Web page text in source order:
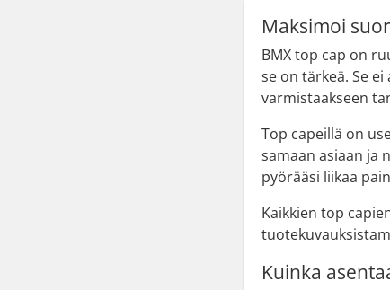
Maksimoi
BMX top cap on
se on tärkeä. Se
varmistaakseen
Top capeillä on
samaan asiaan ja
pyörääsi liikaa
Kaikkien top
Kuinka